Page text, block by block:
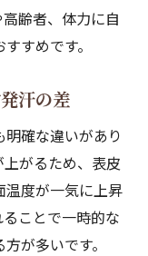
る相乗効果
らす違い
める理由
トを促進
選び方
向いているか
齢者、体力に自
すめです。
汗の差
確な違いがあり
がるため、表皮
温度が一気に上昇
ことで一時的な
が多いです。